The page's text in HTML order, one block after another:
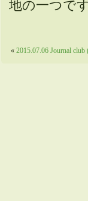
地の一つで
« 2015.07.06 Journal club